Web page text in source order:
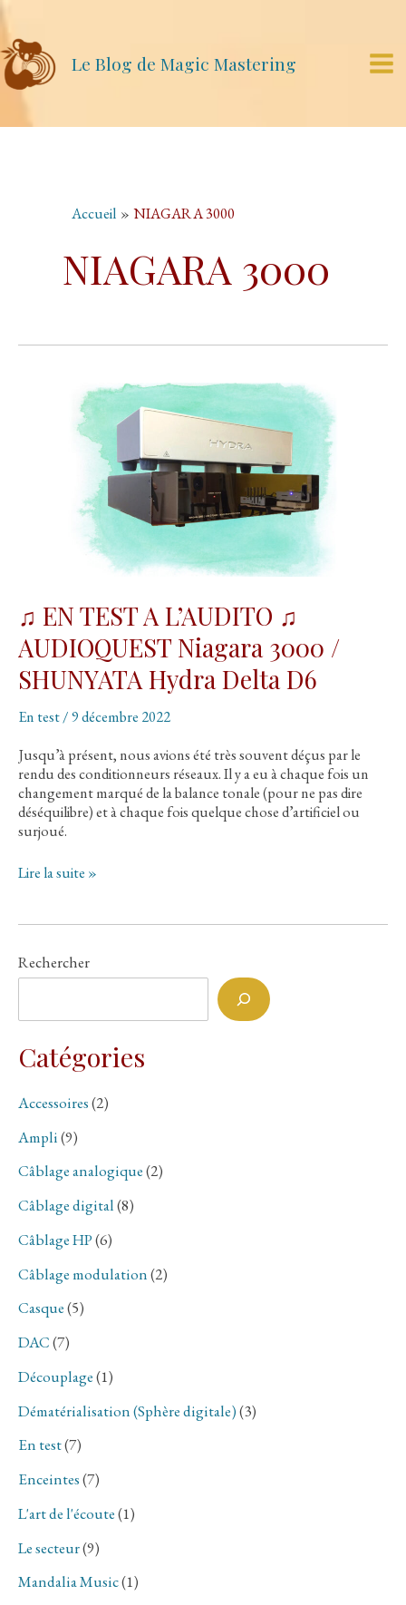
Aller
contenu
Le Blog de Magic Mastering
Accueil NIAGARA 3000
NIAGARA 3000
♫ EN TEST A L’AUDITO ♫
AUDIOQUEST Niagara 3000 /
SHUNYATA Hydra Delta D6
En test/9 décembre 2022
Jusqu’à présent, nous avions été très souvent déçus par le
rendu des conditionneurs réseaux. Il y a eu à chaque fois un
changement marqué de la balance tonale (pour ne pas dire
déséquilibre) et à chaque fois quelque chose d’artificiel ou
surjoué.
♫
A
♫
3000
SHUNYATA
Delta
Lire la suite »
Rechercher
Catégories
Accessoires(2)
Ampli(9)
Câblage analogique(2)
Câblage digital(8)
Câblage HP(6)
Câblage modulation(2)
Casque(5)
DAC(7)
Découplage(1)
Dématérialisation (Sphère digitale)(3)
En test(7)
Enceintes(7)
L'art de l'écoute(1)
Le secteur(9)
Mandalia Music(1)